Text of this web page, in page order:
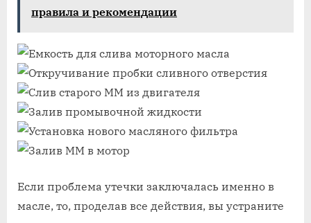
правила и рекомендации
Если проблема утечки заключалась именно в
масле, то, проделав все действия, вы устраните